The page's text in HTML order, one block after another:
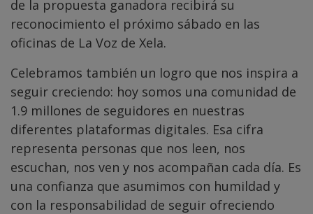
de la propuesta ganadora recibirá su
reconocimiento el próximo sábado en las
oficinas de La Voz de Xela.
Celebramos también un logro que nos inspira a
seguir creciendo: hoy somos una comunidad de
1.9 millones de seguidores en nuestras
diferentes plataformas digitales. Esa cifra
representa personas que nos leen, nos
escuchan, nos ven y nos acompañan cada día. Es
una confianza que asumimos con humildad y
con la responsabilidad de seguir ofreciendo